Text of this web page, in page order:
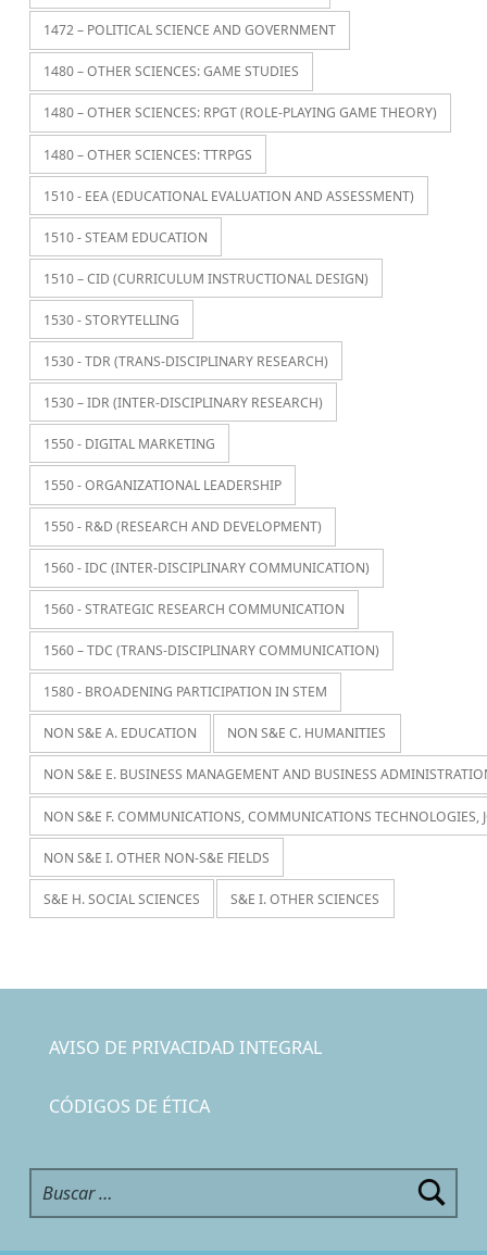
1472 – POLITICAL SCIENCE AND GOVERNMENT
1480 – OTHER SCIENCES: GAME STUDIES
1480 – OTHER SCIENCES: RPGT (ROLE-PLAYING GAME THEORY)
1480 – OTHER SCIENCES: TTRPGS
1510 - EEA (EDUCATIONAL EVALUATION AND ASSESSMENT)
1510 - STEAM EDUCATION
1510 – CID (CURRICULUM INSTRUCTIONAL DESIGN)
1530 - STORYTELLING
1530 - TDR (TRANS-DISCIPLINARY RESEARCH)
1530 – IDR (INTER-DISCIPLINARY RESEARCH)
1550 - DIGITAL MARKETING
1550 - ORGANIZATIONAL LEADERSHIP
1550 - R&D (RESEARCH AND DEVELOPMENT)
1560 - IDC (INTER-DISCIPLINARY COMMUNICATION)
1560 - STRATEGIC RESEARCH COMMUNICATION
1560 – TDC (TRANS-DISCIPLINARY COMMUNICATION)
1580 - BROADENING PARTICIPATION IN STEM
NON S&E A. EDUCATION NON S&E C. HUMANITIES
NON S&E E. BUSINESS MANAGEMENT AND BUSINESS
NON S&E F. COMMUNICATIONS, COMMUNICATIONS TECHNOLOGIES,
NON S&E I. OTHER NON-S&E FIELDS
S&E H. SOCIAL SCIENCES S&E I. OTHER SCIENCES
AVISO DE PRIVACIDAD INTEGRAL
CÓDIGOS DE ÉTICA
Buscar: